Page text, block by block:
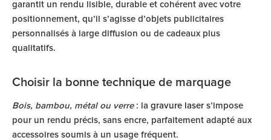
garantit un rendu lisible, durable et cohérent avec votre
positionnement, qu’il s’agisse d’objets publicitaires
personnalisés à large diffusion ou de cadeaux plus
qualitatifs.
Choisir la bonne technique de marquage
Bois, bambou, métal ou verre: la gravure laser s’impose
pour un rendu précis, sans encre, parfaitement adapté aux
accessoires soumis à un usage fréquent.